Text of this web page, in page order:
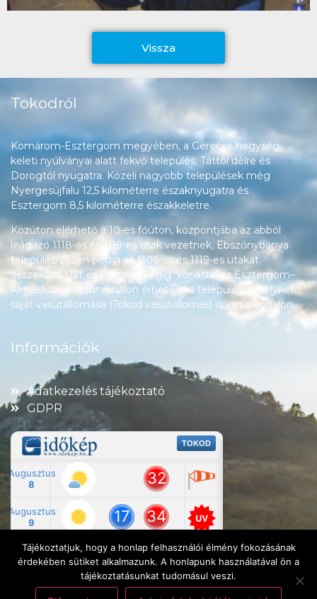
Vissza
Tokodról
Komárom-Esztergom megyében, a Gerecse hegység
keleti nyúlványai alatt fekvő település, Táttól délre és
Dorogtól nyugatra. Közeli nagyobb települések még
Nyergesújfalu 12,5 kilométerre északnyugatra és
Esztergom 8,5 kilométerre északkeletre.
Közúton elérhető a 10-es főúton, központjába az abból
leágazó 1118-as és 1119-es utak vezetnek, Ebszőnybánya
településrészén pedig az 1106-os és 1119-es utakat
összekötő 1121-es út halad végig. Vonattal az Esztergom–
Almásfüzitő-vasútvonalon érhető el a település, amelynek
saját vasútállomása (Tokod vasútállomás) is van a vonalon.
Információk
Adatkezelés tájékoztató
GDPR
Tájékoztatjuk, hogy a honlap felhasználói élmény fokozásának
érdekében sütiket alkalmazunk. A honlapunk használatával ön a
tájékoztatásunkat tudomásul veszi.